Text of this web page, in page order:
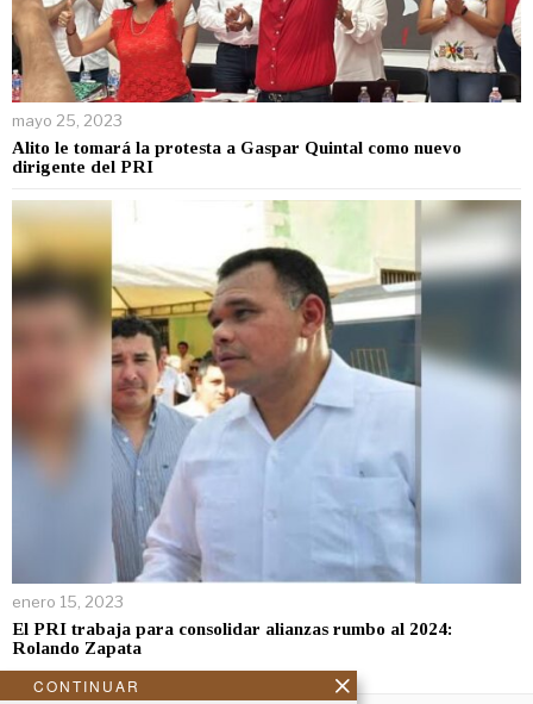
mayo 25, 2023
Alito le tomará la protesta a Gaspar Quintal como nuevo
dirigente del PRI
enero 15, 2023
El PRI trabaja para consolidar alianzas rumbo al 2024:
Rolando Zapata
CONTINUAR